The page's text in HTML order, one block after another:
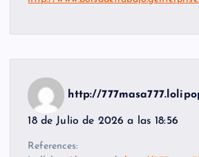
http://
18 de Julio de 2026 a las 18:56
References: